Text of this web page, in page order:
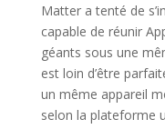
Matter a tenté de
capable de réunir
géants sous une
est loin d’être
un même appareil
selon la plateforme